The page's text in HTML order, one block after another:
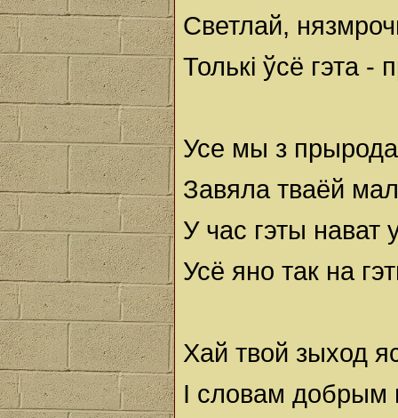
Светлай,
Толькі ўсё гэта
Усе мы з
Завяла тваёй
У час гэты нават
Усё яно так на
Хай твой зыход
І словам добрым